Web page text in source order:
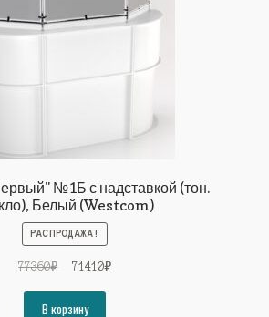
№1Б с надставкой (тон.
Белый (Westcom)
РАСПРОДАЖА!
77360₽
Первоначальная
составляла
71410₽Текущая
В корзину